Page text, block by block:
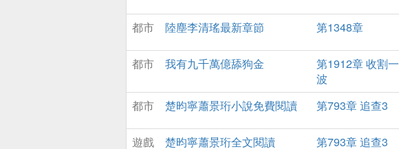
都市 陸塵李清瑤最新章節 第1348章
都市 我有九千萬億舔狗金
第1912章 收割一
波
都市 楚昀寧蕭景珩小說免費閱讀 第793章 追查3
遊戲 楚昀寧蕭景珩全文閱讀 第793章 追查3